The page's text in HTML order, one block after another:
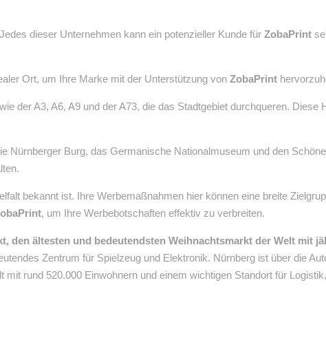
dieser Unternehmen kann ein potenzieller Kunde für ZobaPrint
Ort, um Ihre Marke mit der Unterstützung von ZobaPrint
der A3, A6, A9 und der A73, die das Stadtgebiet durchqueren. Diese
Nürnberger Burg, das Germanische Nationalmuseum und den
bekannt ist. Ihre Werbemaßnahmen hier können eine breite
, um Ihre Werbebotschaften effektiv zu verbreiten.
den ältesten und bedeutendsten Weihnachtsmarkt der Welt mit
Zentrum für Spielzeug und Elektronik. Nürnberg ist über die
rund 520.000 Einwohnern und einem wichtigen Standort für